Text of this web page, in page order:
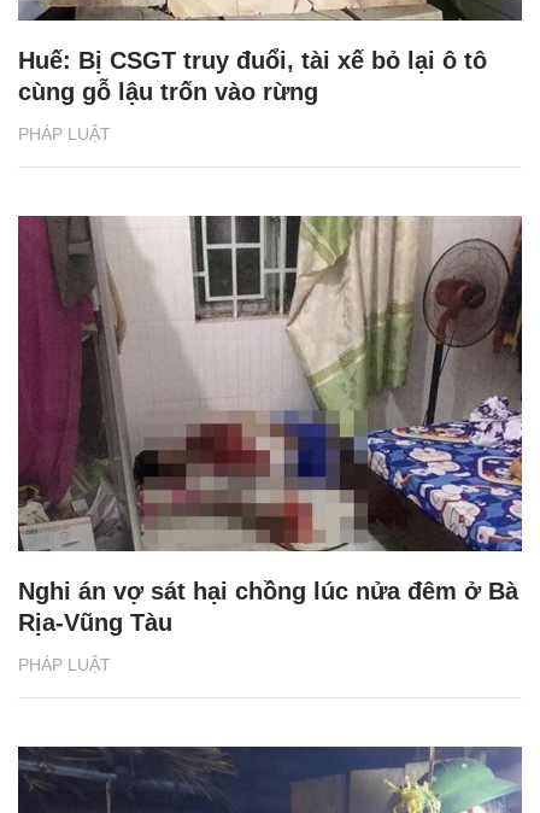
PHÁP LUẬT
Huế: Bị CSGT truy đuổi, tài xế bỏ lại ô tô
cùng gỗ lậu trốn vào rừng
PHÁP LUẬT
Nghi án vợ sát hại chồng lúc nửa đêm ở Bà
Rịa-Vũng Tàu